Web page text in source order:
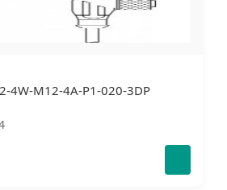
4W-M12-4A-P1-020-3DP